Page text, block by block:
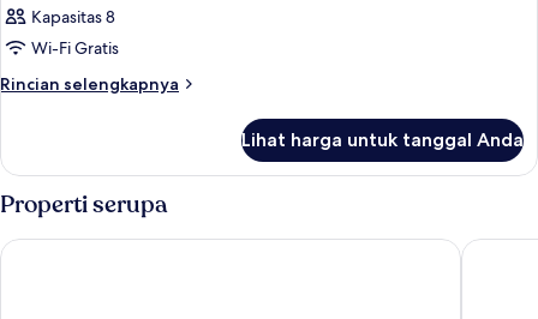
Kapasitas 8
Wi-Fi Gratis
Rincian selengkapnya
Rincian
Kamar
Lihat harga untuk tanggal Anda
Properti serupa
Cresanto Luxury Suites Hotel